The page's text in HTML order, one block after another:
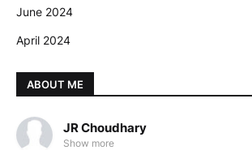
June 2024
April 2024
ABOUT ME
JR Choudhary
Show more